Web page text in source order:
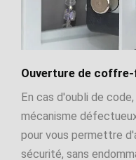
Ouverture de
En cas d'oubli de
mécanisme
pour vous permettre
sécurité, sans